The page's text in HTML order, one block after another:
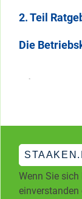
2. Teil
Die
Wenn Sie sich
einverstanden